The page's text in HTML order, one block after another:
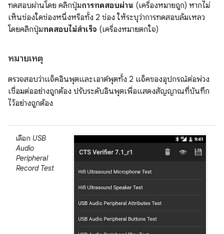
ทดสอบผ่านโดย คลิกปุ่มการทดสอบผ่าน (เครื่องหมายถูก) หากไม่
เห็นช่องใดช่องหนึ่งหรือทั้ง 2 ช่อง ให้ระบุว่าการทดสอบล้มเหลว
โดยคลิกปุ่มทดสอบไม่สำเร็จ (เครื่องหมายตกใจ)
หมายเหตุ
ตรวจสอบว่าแจ็คอินพุตและเอาต์พุตทั้ง 2 แจ็คของอุปกรณ์ต่อพ่วง
เชื่อมต่ออย่างถูกต้อง ปรับระดับอินพุตเพื่อแสดงสัญญาณที่บันทึก
ไว้อย่างถูกต้อง
เลือก USB
Audio
Peripheral
Record Test